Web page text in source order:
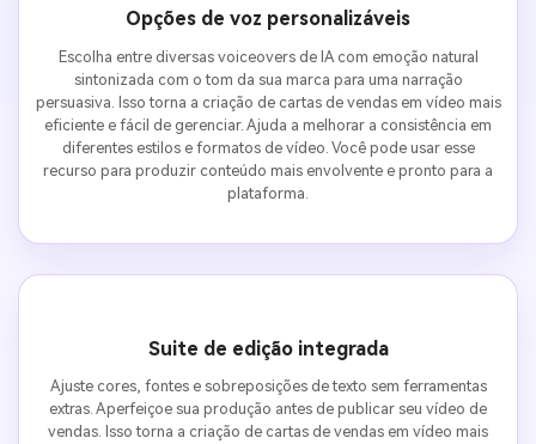
Opções de voz personalizáveis
Escolha entre diversas voiceovers de IA com emoção natural
sintonizada com o tom da sua marca para uma narração
persuasiva. Isso torna a criação de cartas de vendas em vídeo mais
eficiente e fácil de gerenciar. Ajuda a melhorar a consistência em
diferentes estilos e formatos de vídeo. Você pode usar esse
recurso para produzir conteúdo mais envolvente e pronto para a
plataforma.
Suite de edição integrada
Ajuste cores, fontes e sobreposições de texto sem ferramentas
extras. Aperfeiçoe sua produção antes de publicar seu vídeo de
vendas. Isso torna a criação de cartas de vendas em vídeo mais